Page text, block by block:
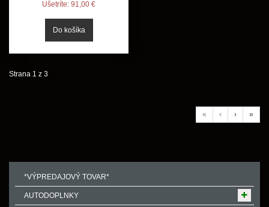
Ušetríte: 91,00 €
Strana 1 z 3
« ‹ › »
*VÝPREDAJOVÝ TOVAR*
AUTODOPLNKY